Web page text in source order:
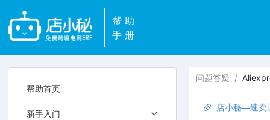
帮助
手册
帮助首页
新手入门
问题答疑 /
店小秘—速卖